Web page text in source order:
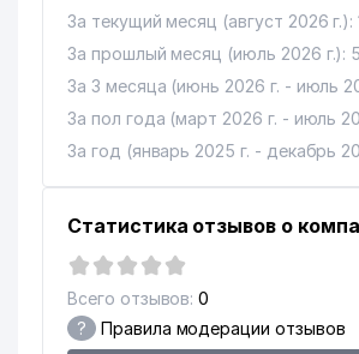
За текущий месяц (август 2026 г.):
За прошлый месяц (июль 2026 г.):
За 3 месяца (июнь 2026 г. - июль
За пол года (март 2026 г. - июль
За год (январь 2025 г. - декабрь
Статистика отзывов о
Всего отзывов: 0
? Правила модерации отзывов